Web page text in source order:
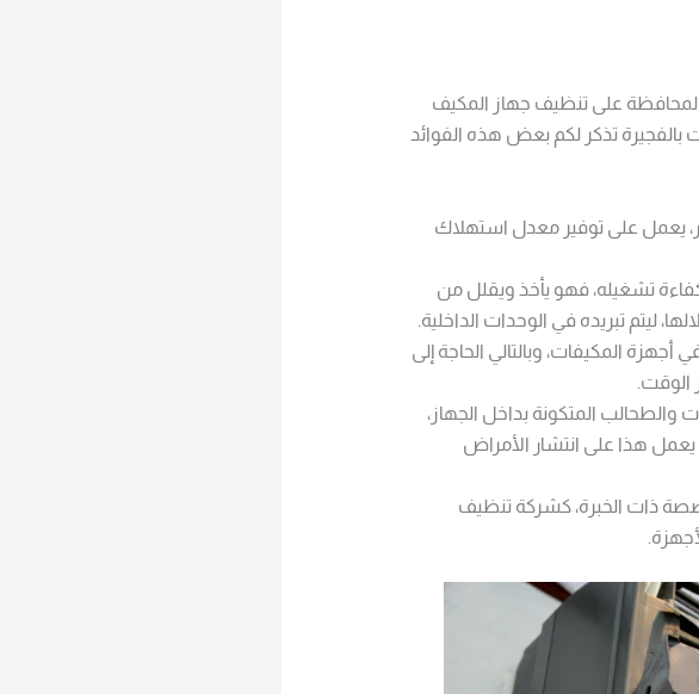
المحافظة على تنظيف جهاز المكيف
تذكر لكم بعض هذه الفوائد
يعمل على توفير معدل استهلاك
كفاءة تشغيله، فهو يأخذ ويقلل من
ليتم تبريده في الوحدات الداخلية.
المكيفات، وبالتالي الحاجة إلى
الوقت.
المتكونة بداخل الجهاز،
يعمل هذا على انتشار الأمراض
ذات الخبرة، كشركة تنظيف